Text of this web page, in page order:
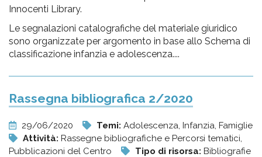
Innocenti Library.
Le segnalazioni catalografiche del materiale giuridico
sono organizzate per argomento in base allo Schema di
classificazione infanzia e adolescenza....
Rassegna bibliografica 2/2020
29/06/2020 Temi: Adolescenza, Infanzia, Famiglie
Attività: Rassegne bibliografiche e Percorsi tematici,
Pubblicazioni del Centro
Tipo di risorsa: Bibliografie